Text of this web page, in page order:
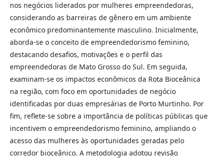
nos negócios liderados por mulheres empreendedoras,
considerando as barreiras de gênero em um ambiente
econômico predominantemente masculino. Inicialmente,
aborda-se o conceito de empreendedorismo feminino,
destacando desafios, motivações e o perfil das
empreendedoras de Mato Grosso do Sul. Em seguida,
examinam-se os impactos econômicos da Rota Bioceânica
na região, com foco em oportunidades de negócio
identificadas por duas empresárias de Porto Murtinho. Por
fim, reflete-se sobre a importância de políticas públicas que
incentivem o empreendedorismo feminino, ampliando o
acesso das mulheres às oportunidades geradas pelo
corredor bioceânico. A metodologia adotou revisão